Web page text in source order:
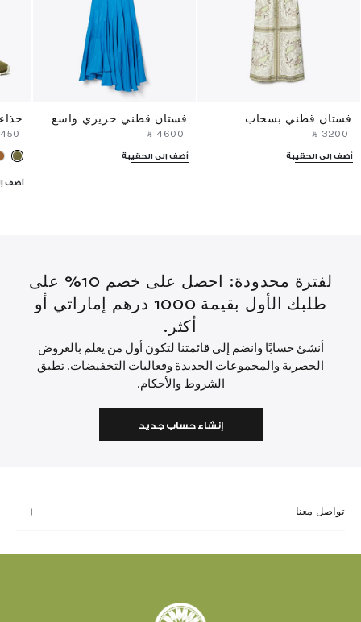
فستان قطني بسحاب
‎ ⃁ ⁦3200⁩ ‎
أضف إلى الحقيبة
فستان قطني حريري واسع
‎ ⃁ ⁦4600⁩ ‎
أضف إلى الحقيبة
أضف
لفترة محدودة: احصل على خصم 10% على
طلبك الأول بقيمة 1000 درهم إماراتي أو
أكثر.
أنشئ حسابًا وانضم إلى قائمتنا لتكون أول من يعلم بالعروض
الحصرية والمجموعات الجديدة وفعاليات التخفيضات. تطبق
الشروط والأحكام.
إنشاء حساب جديد
تواصل معنا